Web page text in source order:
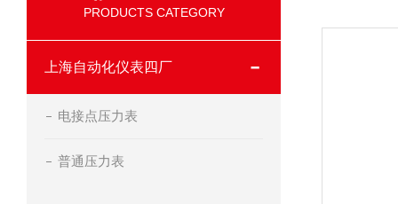
PRODUCTS CATEGORY
上海自动化仪表四厂
电接点压力表
普通压力表